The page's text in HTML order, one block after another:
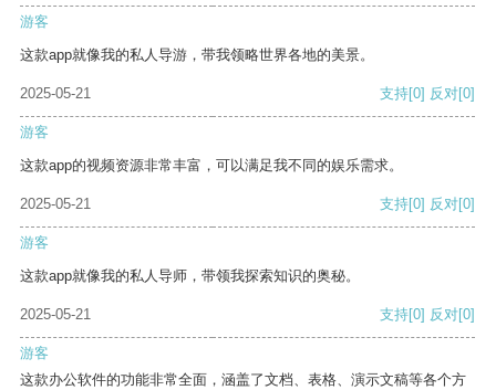
游客
这款app就像我的私人导游，带我领略世界各地的美景。
2025-05-21 支持[0] 反对[0]
游客
这款app的视频资源非常丰富，可以满足我不同的娱乐需求。
2025-05-21 支持[0] 反对[0]
游客
这款app就像我的私人导师，带领我探索知识的奥秘。
2025-05-21 支持[0] 反对[0]
游客
这款办公软件的功能非常全面，涵盖了文档、表格、演示文稿等各个方